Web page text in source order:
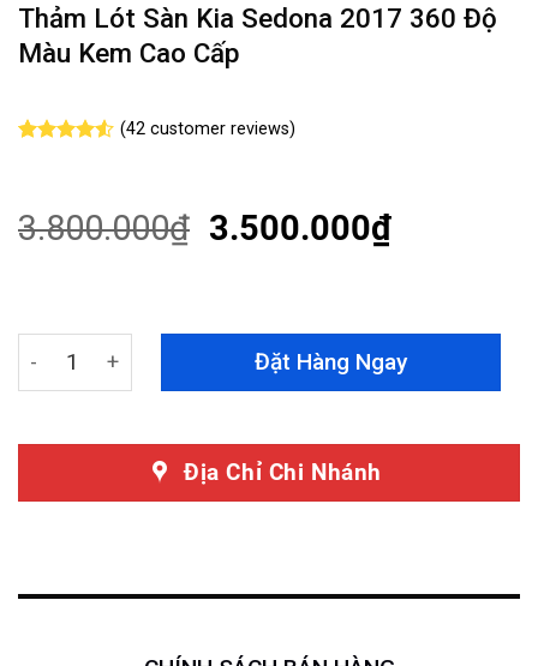
Thảm Lót Sàn Kia Sedona 2017 360 Độ
Màu Kem Cao Cấp
based on
customer
(42customer reviews)
3.800.000₫ 3.500.000₫
Thảm Lót Sàn Kia Sedona 2017 360 Độ Màu Kem Cao
Đặt Hàng Ngay
Địa Chỉ Chi Nhánh